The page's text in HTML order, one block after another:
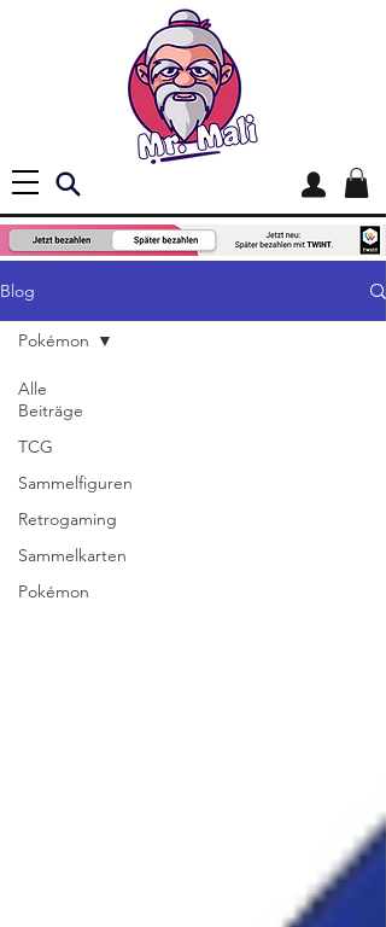
Blog
Alle
Beiträge
TCG
Sammelfiguren
Retrogaming
Sammelkarten
Pokémon
Pokémon